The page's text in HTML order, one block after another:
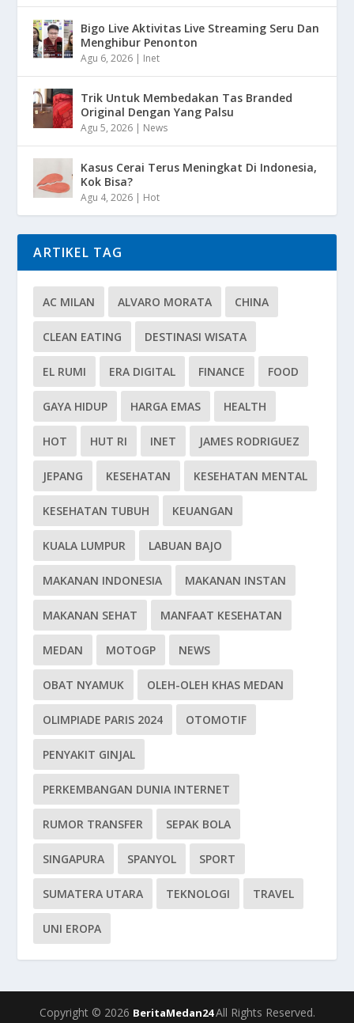
Bigo Live Aktivitas Live Streaming Seru Dan
Menghibur Penonton
Agu 6, 2026 | Inet
Trik Untuk Membedakan Tas Branded
Original Dengan Yang Palsu
Agu 5, 2026 | News
Kasus Cerai Terus Meningkat Di Indonesia,
Kok Bisa?
Agu 4, 2026 | Hot
ARTIKEL TAG
AC MILAN ALVARO MORATA CHINA
CLEAN EATING DESTINASI WISATA
EL RUMI ERA DIGITAL FINANCE FOOD
GAYA HIDUP HARGA EMAS HEALTH
HOT HUT RI INET JAMES RODRIGUEZ
JEPANG KESEHATAN KESEHATAN MENTAL
KESEHATAN TUBUH KEUANGAN
KUALA LUMPUR LABUAN BAJO
MAKANAN INDONESIA MAKANAN INSTAN
MAKANAN SEHAT MANFAAT KESEHATAN
MEDAN MOTOGP NEWS
OBAT NYAMUK OLEH-OLEH KHAS MEDAN
OLIMPIADE PARIS 2024 OTOMOTIF
PENYAKIT GINJAL
PERKEMBANGAN DUNIA INTERNET
RUMOR TRANSFER SEPAK BOLA
SINGAPURA SPANYOL SPORT
SUMATERA UTARA TEKNOLOGI TRAVEL
UNI EROPA
Copyright © 2026 BeritaMedan24All Rights Reserved.